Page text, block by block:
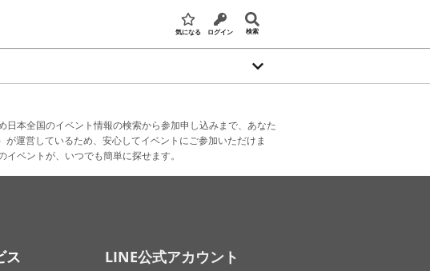
気になる ログイン 検索
本全国のイベント情報の検索から参加申し込みまで、あなた
運営しているため、安心してイベントにご参加いただけま
ベントが、いつでも簡単に探せます。
ス LINE公式アカウント